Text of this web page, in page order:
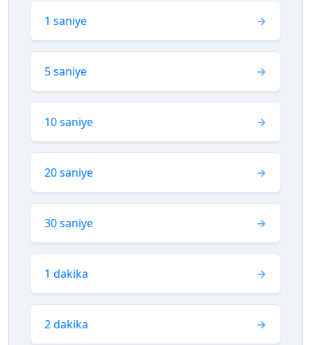
1 saniye
5 saniye
10 saniye
20 saniye
30 saniye
1 dakika
2 dakika